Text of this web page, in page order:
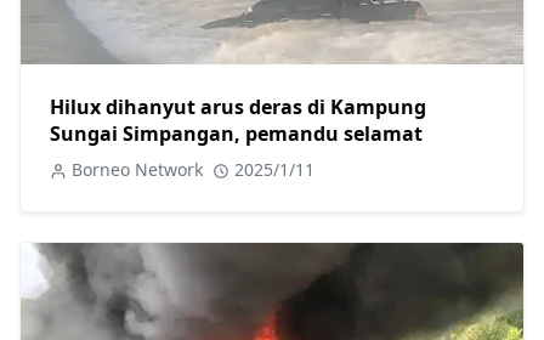
Hilux dihanyut arus deras di Kampung
Sungai Simpangan, pemandu selamat
Borneo Network 2025/1/11